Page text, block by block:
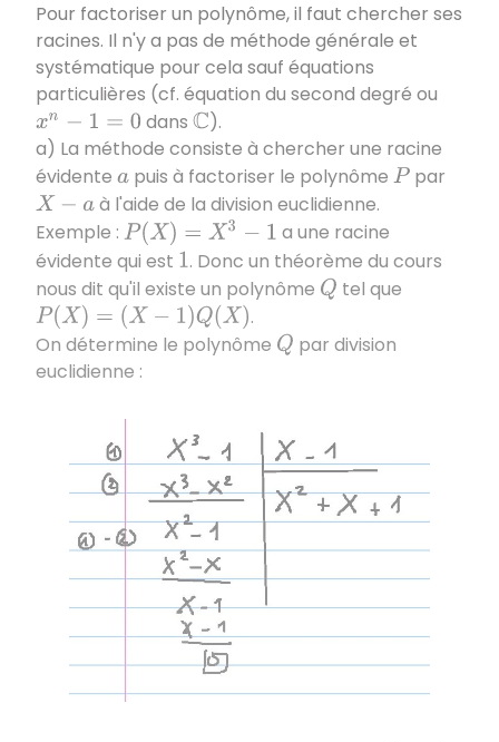
Pour factoriser un polynôme, il faut chercher ses
racines. Il n'y a pas de méthode générale et
systématique pour cela sauf équations
particulières (cf. équation du second degré ou
xn− 1= 0 dans C ).
a) La méthode consiste à chercher une racine
évidente apuis à factoriser le polynôme P par
X− a
à l'aide de la division euclidienne.
Exemple : P(X)= X3− 1
a une racine
évidente qui est 1 . Donc un théorème du cours
nous dit qu'il existe un polynôme Q tel que
P(X)= X− 1)Q( X)
.
On détermine le polynôme Q par division
euclidienne :